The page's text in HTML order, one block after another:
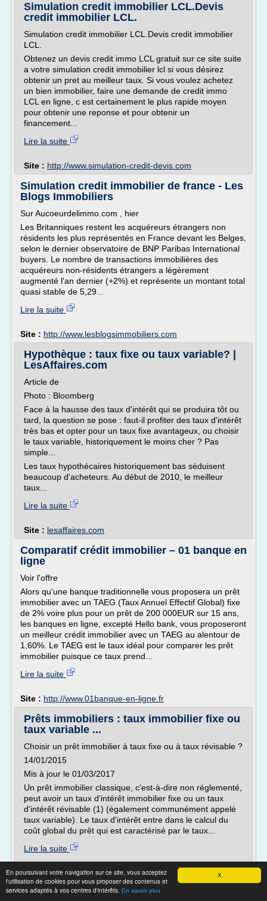
X
En poursuivant votre navigation sur ce site, vous acceptez
l'utilisation de cookies pour vous proposer des contenus et
services adaptés à vos centres d'intérêts. En savoir plus
Simulation credit immobilier LCL.Devis
credit immobilier LCL.
Simulation credit immobilier LCL.Devis credit immobilier
LCL.
Obtenez un devis credit immo LCL gratuit sur ce site suite
a votre simulation credit immobilier lcl si vous désirez
obtenir un pret au meilleur taux. Si vous voulez achetez
un bien immobilier, faire une demande de credit immo
LCL en ligne, c est certainement le plus rapide moyen
pour obtenir une reponse et pour obtenir un
financement...
Lire la suite
Site : http://www.simulation-credit-devis.com
Simulation credit immobilier de france - Les
Blogs Immobiliers
Sur Aucoeurdelimmo.com , hier
Les Britanniques restent les acquéreurs étrangers non
résidents les plus représentés en France devant les Belges,
selon le dernier observatoire de BNP Paribas International
buyers. Le nombre de transactions immobilières des
acquéreurs non-résidents étrangers a légèrement
augmenté l'an dernier (+2%) et représente un montant total
quasi stable de 5,29...
Lire la suite
Site : http://www.lesblogsimmobiliers.com
Hypothèque : taux fixe ou taux variable? |
LesAffaires.com
Article de
Photo : Bloomberg
Face à la hausse des taux d'intérêt qui se produira tôt ou
tard, la question se pose : faut-il profiter des taux d'intérêt
très bas et opter pour un taux fixe avantageux, ou choisir
le taux variable, historiquement le moins cher ? Pas
simple...
Les taux hypothécaires historiquement bas séduisent
beaucoup d'acheteurs. Au début de 2010, le meilleur
taux...
Lire la suite
Site : lesaffaires.com
Comparatif crédit immobilier – 01 banque en
ligne
Voir l'offre
Alors qu'une banque traditionnelle vous proposera un prêt
immobilier avec un TAEG (Taux Annuel Effectif Global) fixe
de 2% voire plus pour un prêt de 200 000EUR sur 15 ans,
les banques en ligne, excepté Hello bank, vous proposeront
un meilleur crédit immobilier avec un TAEG au alentour de
1,60%. Le TAEG est le taux idéal pour comparer les prêt
immobilier puisque ce taux prend...
Lire la suite
Site : http://www.01banque-en-ligne.fr
Prêts immobiliers : taux immobilier fixe ou
taux variable ...
Choisir un prêt immobilier à taux fixe ou à taux révisable ?
14/01/2015
Mis à jour le 01/03/2017
Un prêt immobilier classique, c'est-à-dire non réglementé,
peut avoir un taux d'intérêt immobilier fixe ou un taux
d'intérêt révisable (1) (également communément appelé
taux variable). Le taux d'intérêt entre dans le calcul du
coût global du prêt qui est caractérisé par le taux...
Lire la suite
Site :https://e-immobilier.credit-agricole.fr
Nouveauté : rachat de crédits sans